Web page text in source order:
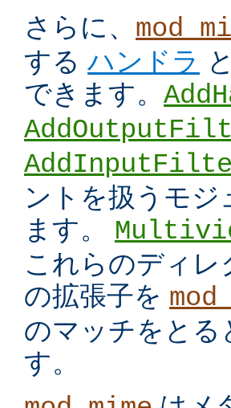
さらに、
するハンドラ と
できます。
ントを扱うモ
ます。
これらのディ
の拡張子を
のマッチをとる
す。